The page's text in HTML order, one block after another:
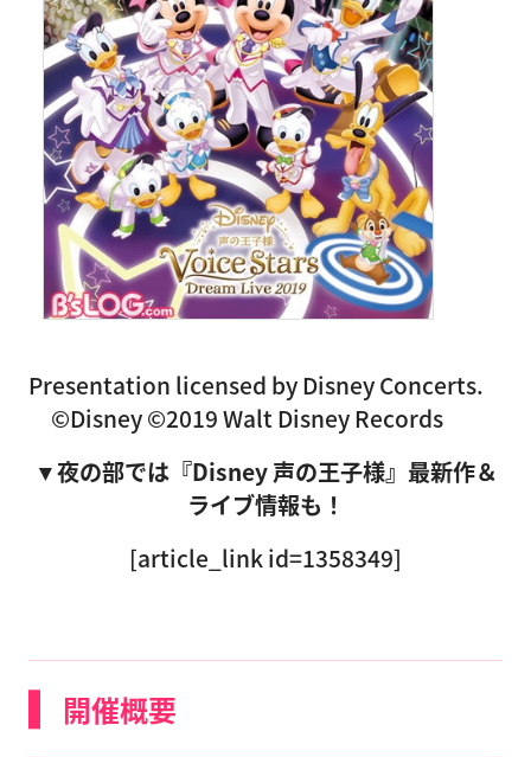
Presentation licensed by Disney Concerts.
©Disney ©2019 Walt Disney Records
▼夜の部では『Disney 声の王子様』最新作＆
ライブ情報も！
[article_link id=1358349]
開催概要